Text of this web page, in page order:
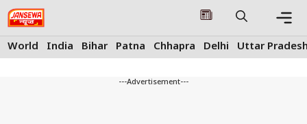
Skip
to
content
World India Bihar Patna Chhapra Delhi Uttar
---Advertisement---